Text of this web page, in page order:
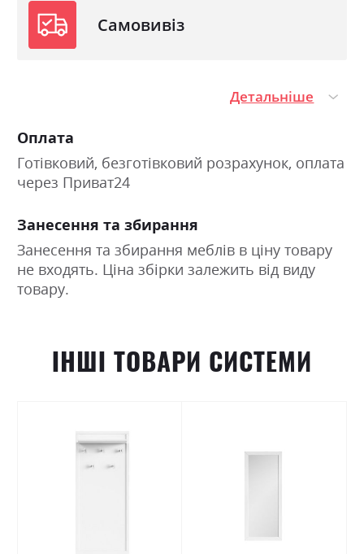
Самовивіз
Детальніше
Оплата
Готівковий, безготівковий розрахунок, оплата
через Приват24
Занесення та збирання
Занесення та збирання меблів в ціну товару
не входять. Ціна збірки залежить від виду
товару.
ІНШІ ТОВАРИ СИСТЕМИ